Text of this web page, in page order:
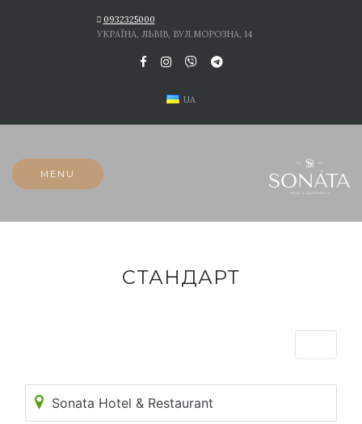
0932325000
УКРАЇНА, ЛЬВІВ, ВУЛ.МОРОЗНА, 14
UA
MENU
СТАНДАРТ